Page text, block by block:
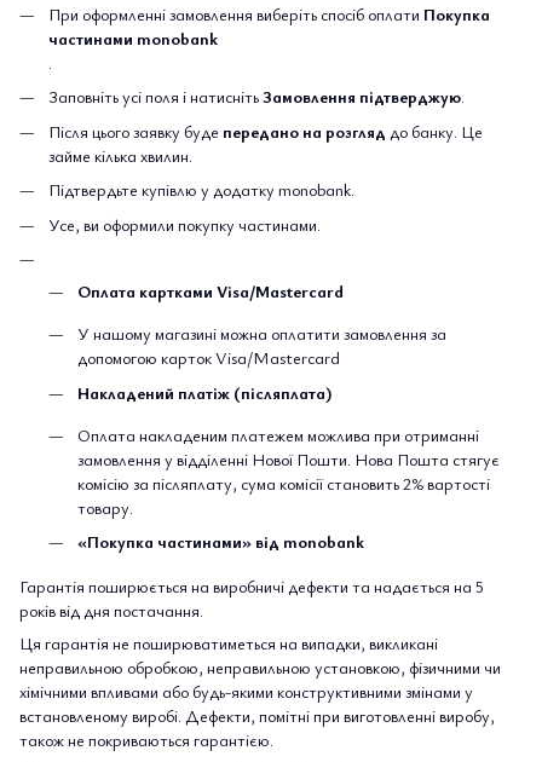
При оформленні замовлення виберіть спосіб оплати Покупка
частинами monobank
.
Заповніть усі поля і натиснітьЗамовлення підтверджую.
Після цього заявку буде передано на розгляд до банку. Це
займе кілька хвилин.
Підтвердьте купівлю у додатку monobank.
Усе, ви оформили покупку частинами.
Оплата картками Visa/Mastercard
У нашому магазині можна оплатити замовлення за
допомогою карток Visa/Mastercard
Накладений платіж (післяплата)
Оплата накладеним платежем можлива при отриманні
замовлення у відділенні Нової Пошти. Нова Пошта стягує
комісію за післяплату, сума комісії становить 2% вартості
товару.
«Покупка частинами» від monobank
Гарантія поширюється на виробничі дефекти та надається на 5
років від дня постачання.
Ця гарантія не поширюватиметься на випадки, викликані
неправильною обробкою, неправильною установкою, фізичними чи
хімічними впливами або будь-якими конструктивними змінами у
встановленому виробі. Дефекти, помітні при виготовленні виробу,
також не покриваються гарантією.